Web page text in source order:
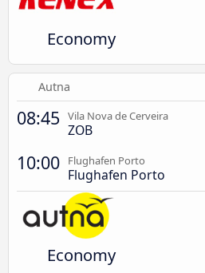
Economy
Autna
08:45 Vila Nova de Cerveira
ZOB
10:00 Flughafen Porto
Flughafen Porto
Economy